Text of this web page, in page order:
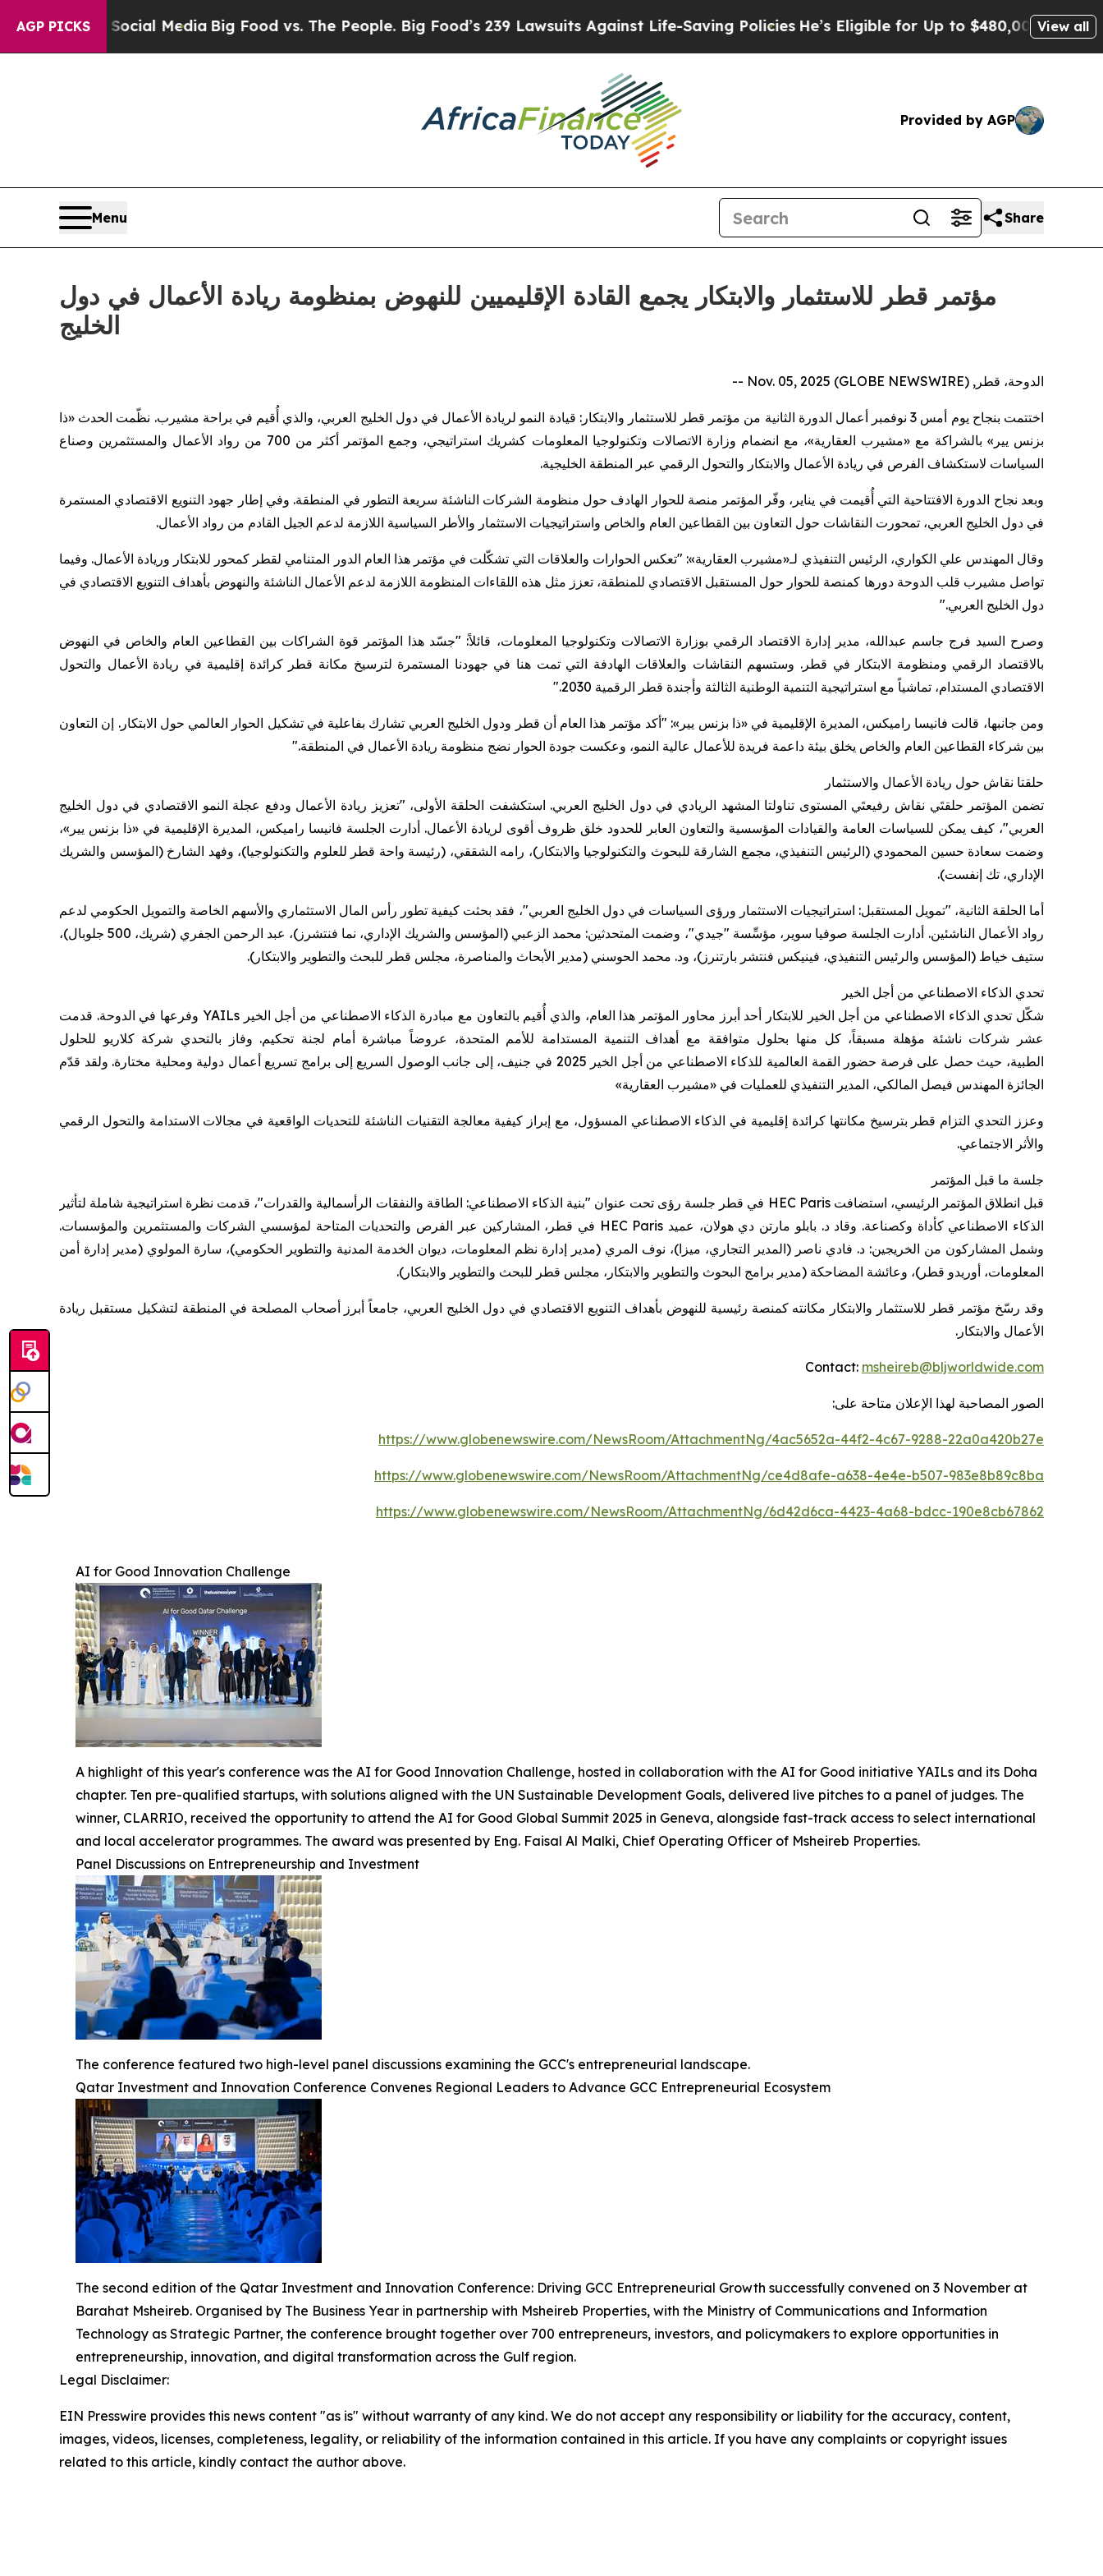
AGP PICKS
Social MediaBig Food vs. The People. Big Food’s 239 Lawsuits Against Life-Saving PoliciesHe’s Eligible for Up to $480,000 After BeingView all
Provided by AGP
Menu Share
مؤتمر قطر للاستثمار والابتكار يجمع القادة الإقليميين للنهوض بمنظومة ريادة الأعمال في دول
الخليج
الدوحة، قطر, Nov. 05, 2025 (GLOBE NEWSWIRE) --
اختتمت بنجاح يوم أمس 3 نوفمبر أعمال الدورة الثانية من مؤتمر قطر للاستثمار والابتكار: قيادة النمو لريادة الأعمال في دول الخليج العربي، والذي أُقيم في براحة مشيرب. نظّمت الحدث «ذا
بزنس يير» بالشراكة مع «مشيرب العقارية»، مع انضمام وزارة الاتصالات وتكنولوجيا المعلومات كشريك استراتيجي، وجمع المؤتمر أكثر من 700 من رواد الأعمال والمستثمرين وصناع
السياسات لاستكشاف الفرص في ريادة الأعمال والابتكار والتحول الرقمي عبر المنطقة الخليجية.
وبعد نجاح الدورة الافتتاحية التي أُقيمت في يناير، وفّر المؤتمر منصة للحوار الهادف حول منظومة الشركات الناشئة سريعة التطور في المنطقة. وفي إطار جهود التنويع الاقتصادي المستمرة
في دول الخليج العربي، تمحورت النقاشات حول التعاون بين القطاعين العام والخاص واستراتيجيات الاستثمار والأطر السياسية اللازمة لدعم الجيل القادم من رواد الأعمال.
وقال المهندس علي الكواري، الرئيس التنفيذي لـ«مشيرب العقارية»: "تعكس الحوارات والعلاقات التي تشكّلت في مؤتمر هذا العام الدور المتنامي لقطر كمحور للابتكار وريادة الأعمال. وفيما
تواصل مشيرب قلب الدوحة دورها كمنصة للحوار حول المستقبل الاقتصادي للمنطقة، تعزز مثل هذه اللقاءات المنظومة اللازمة لدعم الأعمال الناشئة والنهوض بأهداف التنويع الاقتصادي في
دول الخليج العربي."
وصرح السيد فرج جاسم عبدالله، مدير إدارة الاقتصاد الرقمي بوزارة الاتصالات وتكنولوجيا المعلومات، قائلاً: "جسّد هذا المؤتمر قوة الشراكات بين القطاعين العام والخاص في النهوض
بالاقتصاد الرقمي ومنظومة الابتكار في قطر. وستسهم النقاشات والعلاقات الهادفة التي تمت هنا في جهودنا المستمرة لترسيخ مكانة قطر كرائدة إقليمية في ريادة الأعمال والتحول
الاقتصادي المستدام، تماشياً مع استراتيجية التنمية الوطنية الثالثة وأجندة قطر الرقمية 2030."
ومن جانبها، قالت فانيسا راميكس، المديرة الإقليمية في «ذا بزنس يير»: "أكد مؤتمر هذا العام أن قطر ودول الخليج العربي تشارك بفاعلية في تشكيل الحوار العالمي حول الابتكار. إن التعاون
بين شركاء القطاعين العام والخاص يخلق بيئة داعمة فريدة للأعمال عالية النمو، وعكست جودة الحوار نضج منظومة ريادة الأعمال في المنطقة."
حلقتا نقاش حول ريادة الأعمال والاستثمار
تضمن المؤتمر حلقتَي نقاش رفيعتَي المستوى تناولتا المشهد الريادي في دول الخليج العربي. استكشفت الحلقة الأولى، "تعزيز ريادة الأعمال ودفع عجلة النمو الاقتصادي في دول الخليج
العربي"، كيف يمكن للسياسات العامة والقيادات المؤسسية والتعاون العابر للحدود خلق ظروف أقوى لريادة الأعمال. أدارت الجلسة فانيسا راميكس، المديرة الإقليمية في «ذا بزنس يير»،
وضمت سعادة حسين المحمودي (الرئيس التنفيذي، مجمع الشارقة للبحوث والتكنولوجيا والابتكار)، رامه الشققي، (رئيسة واحة قطر للعلوم والتكنولوجيا)، وفهد الشارخ (المؤسس والشريك
الإداري، تك إنفست).
أما الحلقة الثانية، "تمويل المستقبل: استراتيجيات الاستثمار ورؤى السياسات في دول الخليج العربي"، فقد بحثت كيفية تطور رأس المال الاستثماري والأسهم الخاصة والتمويل الحكومي لدعم
رواد الأعمال الناشئين. أدارت الجلسة صوفيا سوير، مؤسِّسة "جيدي"، وضمت المتحدثين: محمد الزعبي (المؤسس والشريك الإداري، نما فنتشرز)، عبد الرحمن الجفري (شريك، 500 جلوبال)،
ستيف خياط (المؤسس والرئيس التنفيذي، فينيكس فنتشر بارتنرز)، ود. محمد الحوسني (مدير الأبحاث والمناصرة، مجلس قطر للبحث والتطوير والابتكار).
تحدي الذكاء الاصطناعي من أجل الخير
شكّل تحدي الذكاء الاصطناعي من أجل الخير للابتكار أحد أبرز محاور المؤتمر هذا العام، والذي أُقيم بالتعاون مع مبادرة الذكاء الاصطناعي من أجل الخيرYAILs وفرعها في الدوحة. قدمت
عشر شركات ناشئة مؤهلة مسبقاً، كل منها بحلول متوافقة مع أهداف التنمية المستدامة للأمم المتحدة، عروضاً مباشرة أمام لجنة تحكيم. وفاز بالتحدي شركة كلاريو للحلول
الطبية، حيث
حصل على فرصة حضور القمة العالمية للذكاء الاصطناعي من أجل الخير 2025 في جنيف، إلى جانب الوصول السريع إلى برامج تسريع أعمال دولية ومحلية مختارة. ولقد قدّم
الجائزة المهندس فيصل المالكي، المدير التنفيذي للعمليات في «مشيرب العقارية»
وعزز التحدي التزام قطر بترسيخ مكانتها كرائدة إقليمية في الذكاء الاصطناعي المسؤول، مع إبراز كيفية معالجة التقنيات الناشئة للتحديات الواقعية في مجالات الاستدامة والتحول الرقمي
والأثر الاجتماعي.
جلسة ما قبل المؤتمر
قبل انطلاق المؤتمر الرئيسي، استضافتHEC Paris في قطر جلسة رؤى تحت عنوان "بنية الذكاء الاصطناعي: الطاقة والنفقات الرأسمالية والقدرات"، قدمت نظرة استراتيجية شاملة لتأثير
الذكاء الاصطناعي كأداة وكصناعة. وقاد د. بابلو مارتن دي هولان، عميد HEC Paris في قطر، المشاركين عبر الفرص والتحديات المتاحة لمؤسسي الشركات والمستثمرين والمؤسسات.
وشمل المشاركون من الخريجين: د. فادي ناصر (المدير التجاري، ميزا)، نوف المري (مدير إدارة نظم المعلومات، ديوان الخدمة المدنية والتطوير الحكومي)، سارة المولوي (مدير إدارة أمن
المعلومات، أوريدو قطر)، وعائشة المضاحكة (مدير برامج البحوث والتطوير والابتكار، مجلس قطر للبحث والتطوير والابتكار).
وقد رسّخ مؤتمر قطر للاستثمار والابتكار مكانته كمنصة رئيسية للنهوض بأهداف التنويع الاقتصادي في دول الخليج العربي، جامعاً أبرز أصحاب المصلحة في المنطقة لتشكيل مستقبل ريادة
الأعمال والابتكار.
Contact: msheireb@bljworldwide.com
الصور المصاحبة لهذا الإعلان متاحة على:
https://www.globenewswire.com/NewsRoom/AttachmentNg/4ac5652a-44f2-4c67-9288-22a0a420b27e
https://www.globenewswire.com/NewsRoom/AttachmentNg/ce4d8afe-a638-4e4e-b507-983e8b89c8ba
https://www.globenewswire.com/NewsRoom/AttachmentNg/6d42d6ca-4423-4a68-bdcc-190e8cb67862
AI for Good Innovation Challenge
A highlight of this year's conference was the AI for Good Innovation Challenge, hosted in collaboration with the AI for Good initiative YAILs and its Doha
chapter. Ten pre-qualified startups, with solutions aligned with the UN Sustainable Development Goals, delivered live pitches to a panel of judges. The
winner, CLARRIO, received the opportunity to attend the AI for Good Global Summit 2025 in Geneva, alongside fast-track access to select international
and local accelerator programmes. The award was presented by Eng. Faisal Al Malki, Chief Operating Officer of Msheireb Properties.
Panel Discussions on Entrepreneurship and Investment
The conference featured two high-level panel discussions examining the GCC's entrepreneurial landscape.
Qatar Investment and Innovation Conference Convenes Regional Leaders to Advance GCC Entrepreneurial Ecosystem
The second edition of the Qatar Investment and Innovation Conference: Driving GCC Entrepreneurial Growth successfully convened on 3 November at
Barahat Msheireb. Organised by The Business Year in partnership with Msheireb Properties, with the Ministry of Communications and Information
Technology as Strategic Partner, the conference brought together over 700 entrepreneurs, investors, and policymakers to explore opportunities in
entrepreneurship, innovation, and digital transformation across the Gulf region.
Legal Disclaimer:
EIN Presswire provides this news content "as is" without warranty of any kind. We do not accept any responsibility or liability for the accuracy, content,
images, videos, licenses, completeness, legality, or reliability of the information contained in this article. If you have any complaints or copyright issues
related to this article, kindly contact the author above.